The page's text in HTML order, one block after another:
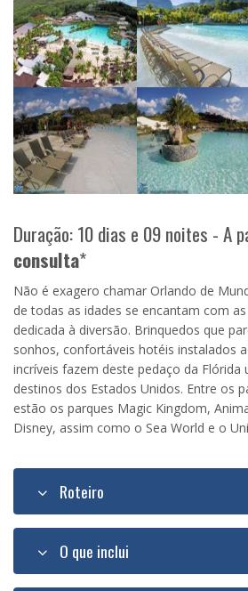
Duração: 10 dias e 09 noites - A
consulta*
Não é exagero chamar Orlando de
de todas as idades se encantam com
dedicada à diversão. Brinquedos que
sonhos, confortáveis hotéis instalados
incríveis fazem deste pedaço da Flórida
destinos dos Estados Unidos. Entre os
estão os parques Magic Kingdom,
Disney, assim como o Sea World e o
Roteiro
O que inclui